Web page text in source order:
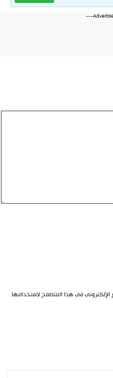
في هذا المتصفح لاستخدامها